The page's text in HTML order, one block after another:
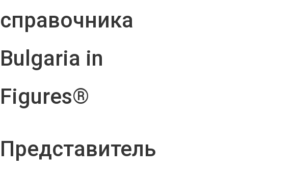
справочника
Bulgaria in
Figures®
Представитель